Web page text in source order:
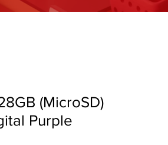
(MicroSD)
Purple